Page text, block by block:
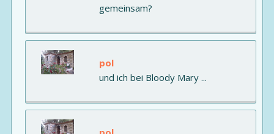
gemeinsam?
pol
und ich bei Bloody Mary ...